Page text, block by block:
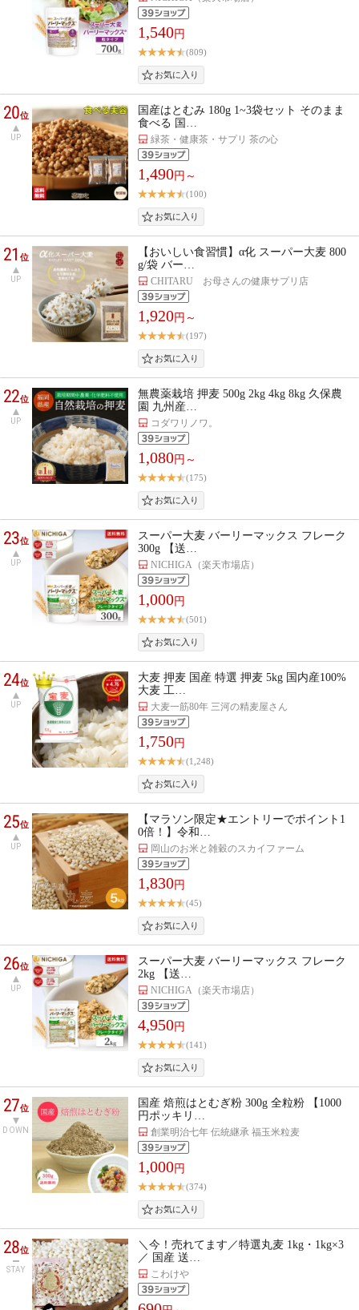
1,540円
(809)
20位
UP
国産はとむみ 180g 1~3袋セット そのまま
食べる 国…
緑茶・健康茶・サプリ 茶の心
1,490円～
(100)
21位
UP
【おいしい食習慣】α化 スーパー大麦 800
g/袋 バー…
CHITARU お母さんの健康サプリ店
1,920円～
(197)
22位
UP
無農薬栽培 押麦 500g 2kg 4kg 8kg 久保農
園 九州産…
コダワリノワ。
1,080円～
(175)
23位
UP
スーパー大麦 バーリーマックス フレーク
300g 【送…
NICHIGA（楽天市場店）
1,000円
(501)
24位
UP
大麦 押麦 国産 特選 押麦 5kg 国内産100%
大麦 工…
大麦一筋80年 三河の精麦屋さん
1,750円
(1,248)
25位
UP
【マラソン限定★エントリーでポイント1
0倍！】令和…
岡山のお米と雑穀のスカイファーム
1,830円
(45)
26位
UP
スーパー大麦 バーリーマックス フレーク
2kg 【送…
NICHIGA（楽天市場店）
4,950円
(141)
27位
DOWN
国産 焙煎はとむぎ粉 300g 全粒粉 【1000
円ポッキリ…
創業明治七年 伝統継承 福玉米粒麦
1,000円
(374)
28位
STAY
＼今！売れてます／特選丸麦 1kg・1kg×3
／ 国産 送…
こわけや